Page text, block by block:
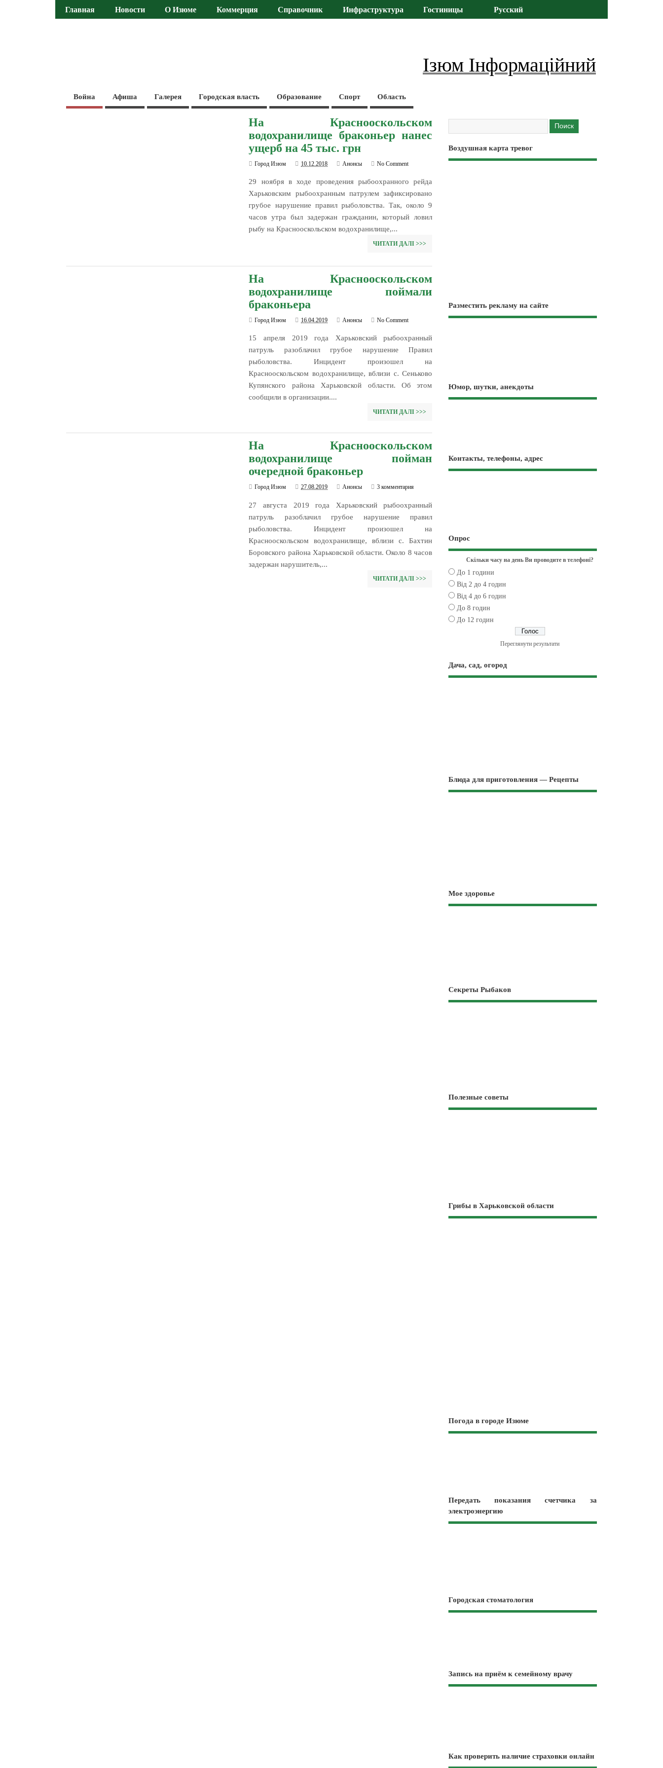
Главная Новости О Изюме Коммерция Справочник Инфраструктура Гостиницы Русский
Ізюм Інформаційний
Война Афиша Галерея Городская власть Образование Спорт Область
На Краснооскольском
водохранилище браконьер нанес
ущерб на 45 тыс. грн
Город Изюм 10.12.2018 Анонсы No Comment
29 ноября в ходе проведения рыбоохранного рейда
Харьковским рыбоохранным патрулем зафиксировано
грубое нарушение правил рыболовства. Так, около 9
часов утра был задержан гражданин, который ловил
рыбу на Краснооскольском водохранилище,...
ЧИТАТИ ДАЛІ >>>
На Краснооскольском
водохранилище поймали
браконьера
Город Изюм 16.04.2019 Анонсы No Comment
15 апреля 2019 года Харьковский рыбоохранный
патруль разоблачил грубое нарушение Правил
рыболовства. Инцидент произошел на
Краснооскольском водохранилище, вблизи с. Сеньково
Купянского района Харьковской области. Об этом
сообщили в организации....
ЧИТАТИ ДАЛІ >>>
На Краснооскольском
водохранилище пойман
очередной браконьер
Город Изюм 27.08.2019 Анонсы 3 комментария
27 августа 2019 года Харьковский рыбоохранный
патруль разоблачил грубое нарушение правил
рыболовства. Инцидент произошел на
Краснооскольском водохранилище, вблизи с. Бахтин
Боровского района Харьковской области. Около 8 часов
задержан нарушитель,...
ЧИТАТИ ДАЛІ >>>
Воздушная карта тревог
Разместить рекламу на сайте
Юмор, шутки, анекдоты
Контакты, телефоны, адрес
Опрос
Скільки часу на день Ви проводите в телефоні?
До 1 години
Від 2 до 4 годин
Від 4 до 6 годин
До 8 годин
До 12 годин
Переглянути результати
Дача, сад, огород
Блюда для приготовления — Рецепты
Мое здоровье
Секреты Рыбаков
Полезные советы
Грибы в Харьковской области
Погода в городе Изюме
Передать показания счетчика за
электроэнергию
Городская стоматология
Запись на приём к семейному врачу
Как проверить наличие страховки онлайн